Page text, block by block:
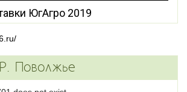
ЮгАгро 2019
Поволжье